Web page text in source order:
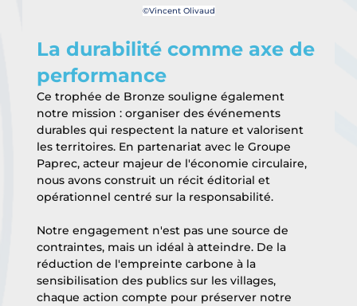
©Vincent Olivaud
La durabilité comme axe de
performance
Ce trophée de Bronze souligne également
notre mission : organiser des événements
durables qui respectent la nature et valorisent
les territoires. En partenariat avec le Groupe
Paprec, acteur majeur de l'économie circulaire,
nous avons construit un récit éditorial et
opérationnel centré sur la responsabilité.
Notre engagement n'est pas une source de
contraintes, mais un idéal à atteindre. De la
réduction de l'empreinte carbone à la
sensibilisation des publics sur les villages,
chaque action compte pour préserver notre